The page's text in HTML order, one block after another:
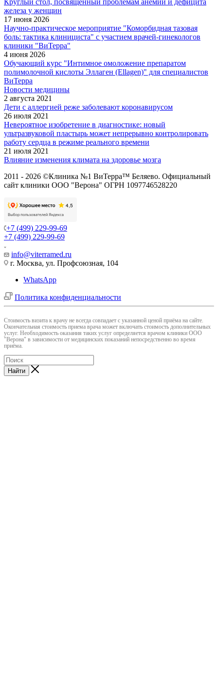
железа у женщин
17 июня 2026
Научно-практическое мероприятие "Коморбидная тазовая
боль: тактика клинициста" с участием врачей-гинекологов
клиники "ВиТерра"
4 июня 2026
Обучающий курс "Интимное омоложение препаратом
полимолочной кислоты Эллаген (Ellagen)" для специалистов
ВиТерра
Новости медицины
2 августа 2021
Дети с аллергией реже заболевают коронавирусом
26 июля 2021
Невероятное изобретение в диагностике: новый
ультразвуковой пластырь может непрерывно контролировать
работу сердца в режиме реального времени
21 июля 2021
Влияние изменения климата на здоровье мозга
2011 - 2026 ©Клиника №1 ВиТерра™ Беляево. Официальный
сайт клиники ООО "Верона" ОГРН 1097746528220
+7 (499) 229-99-69
+7 (499) 229-99-69
info@viterramed.ru
г. Москва, ул. Профсоюзная, 104
WhatsApp
Политика конфиденциальности
Cтоимость визита к врачу не всегда совпадает с указанной ценой приёма на сайте.
Окончательная стоимость приема врача может включать стоимость дополнительных
услуг. Необходимость оказания таких услуг определяется врачом клиники ООО
"Верона" в зависимости от медицинских показаний непосредственно во время
приёма.
Найти